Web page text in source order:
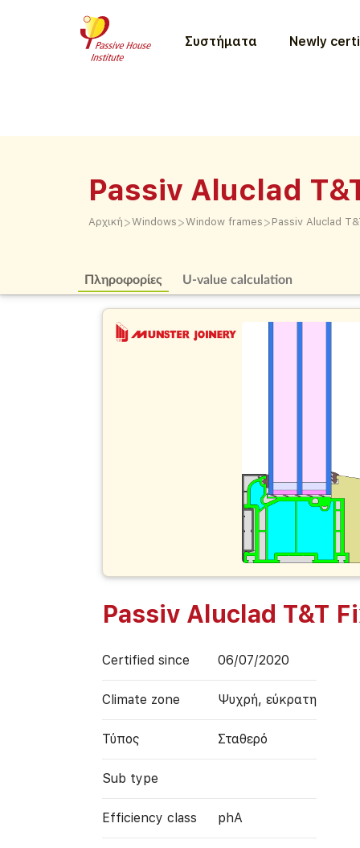
Συστήματα Newly
Passiv Aluclad
Αρχική >Windows >Window frames > Passiv Aluclad
Πληροφορίες U-value calculation
Passiv Aluclad T&T
Certified since 06/07/2020
Climate zone Ψυχρή, εύκρατη
Τύπος Σταθερό
Sub type
Efficiency class phA